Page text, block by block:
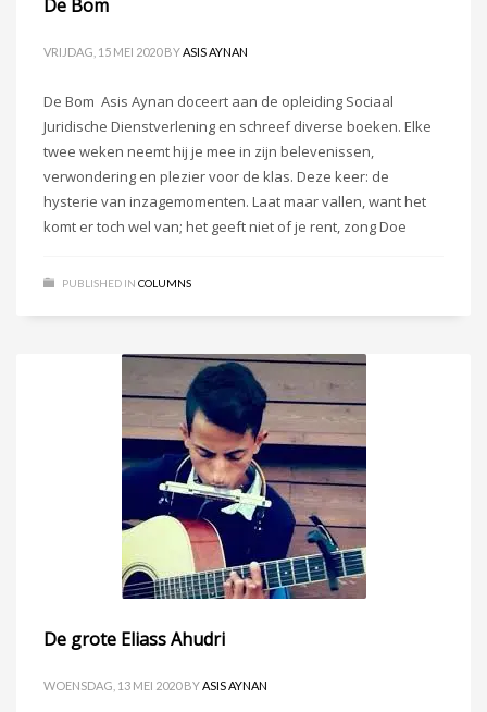
De Bom
VRIJDAG, 15 MEI 2020 BYASIS AYNAN
De Bom Asis Aynan doceert aan de opleiding Sociaal
Juridische Dienstverlening en schreef diverse boeken. Elke
twee weken neemt hij je mee in zijn belevenissen,
verwondering en plezier voor de klas. Deze keer: de
hysterie van inzagemomenten. Laat maar vallen, want het
komt er toch wel van; het geeft niet of je rent, zong Doe
PUBLISHED IN COLUMNS
De grote Eliass Ahudri
WOENSDAG, 13 MEI 2020 BYASIS AYNAN